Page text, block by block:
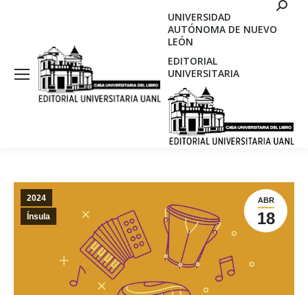
UNIVERSIDAD
AUTÓNOMA DE NUEVO
LEÓN
EDITORIAL
UNIVERSITARIA
ABR
18
2024
Ínsula